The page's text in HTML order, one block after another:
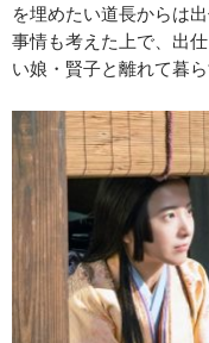
を埋めたい道長からは
事情も考えた上で、出
い娘・賢子と離れて暮